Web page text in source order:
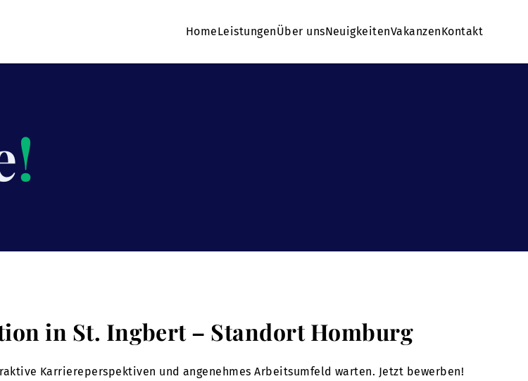
HomeLeistungenÜber unsNeuigkeitenVakanzenKontakt
!
in St. Ingbert – Standort Homburg
Karriereperspektiven und angenehmes Arbeitsumfeld warten. Jetzt bewerben!